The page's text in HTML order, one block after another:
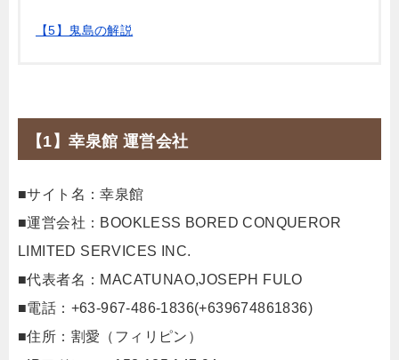
【5】鬼島の解説
【1】幸泉館 運営会社
■サイト名：幸泉館
■運営会社：BOOKLESS BORED CONQUEROR
LIMITED SERVICES INC.
■代表者名：MACATUNAO,JOSEPH FULO
■電話：+63-967-486-1836(+639674861836)
■住所：割愛（フィリピン）